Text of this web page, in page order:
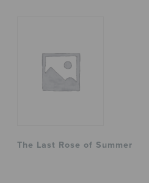
The Last Rose of Summer